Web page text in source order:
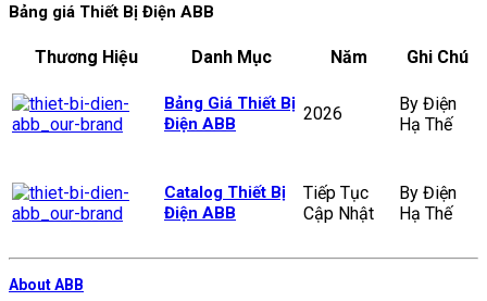
Bảng giá Thiết Bị Điện ABB
Thương Hiệu Danh Mục Năm Ghi Chú
Bảng Giá Thiết Bị
Điện ABB
2026
By Điện
Hạ Thế
Catalog Thiết Bị
Điện ABB
Tiếp Tục
Cập Nhật
By Điện
Hạ Thế
About ABB